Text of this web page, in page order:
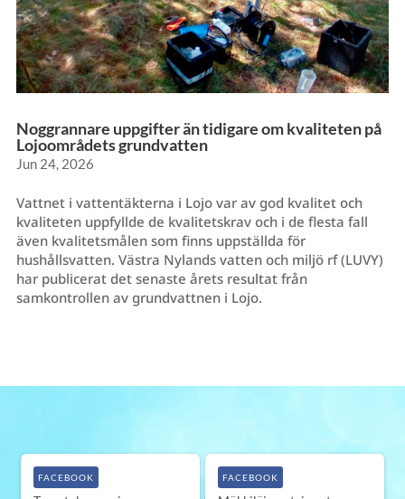
Noggrannare uppgifter än tidigare om kvaliteten på
Lojoområdets grundvatten
Jun 24, 2026
Vattnet i vattentäkterna i Lojo var av god kvalitet och
kvaliteten uppfyllde de kvalitetskrav och i de flesta fall
även kvalitetsmålen som finns uppställda för
hushållsvatten. Västra Nylands vatten och miljö rf (LUVY)
har publicerat det senaste årets resultat från
samkontrollen av grundvattnen i Lojo.
FACEBOOK FACEBOOK